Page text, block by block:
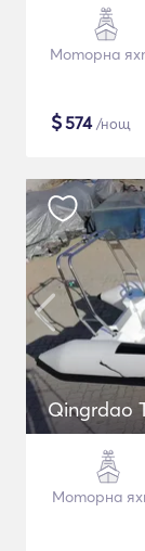
Моторна
$574/нощ
Qingrdao
Моторна